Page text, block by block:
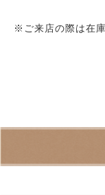
※ご来店の際は在